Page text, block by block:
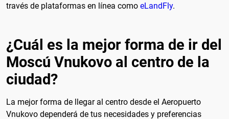
través de plataformas en línea como eLandFly.
¿Cuál es la mejor forma de ir del
Moscú Vnukovo al centro de la
ciudad?
La mejor forma de llegar al centro desde el Aeropuerto
Vnukovo dependerá de tus necesidades y preferencias